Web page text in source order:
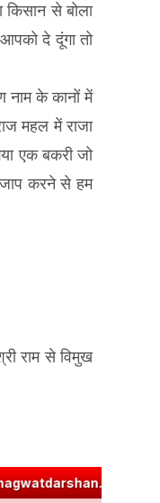
से बोला
दे दूंगा तो
नाम के कानों में
महल में राजा
एक बकरी जो
करने से हम
राम से विमुख
➤ज्ञा धातु रूप